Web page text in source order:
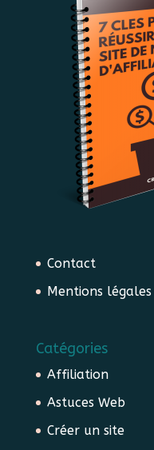
Contact
Mentions légales
Catégories
Affiliation
Astuces Web
Créer un site